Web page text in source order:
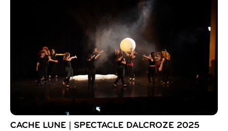
CACHE LUNE | SPECTACLE DALCROZE 2025